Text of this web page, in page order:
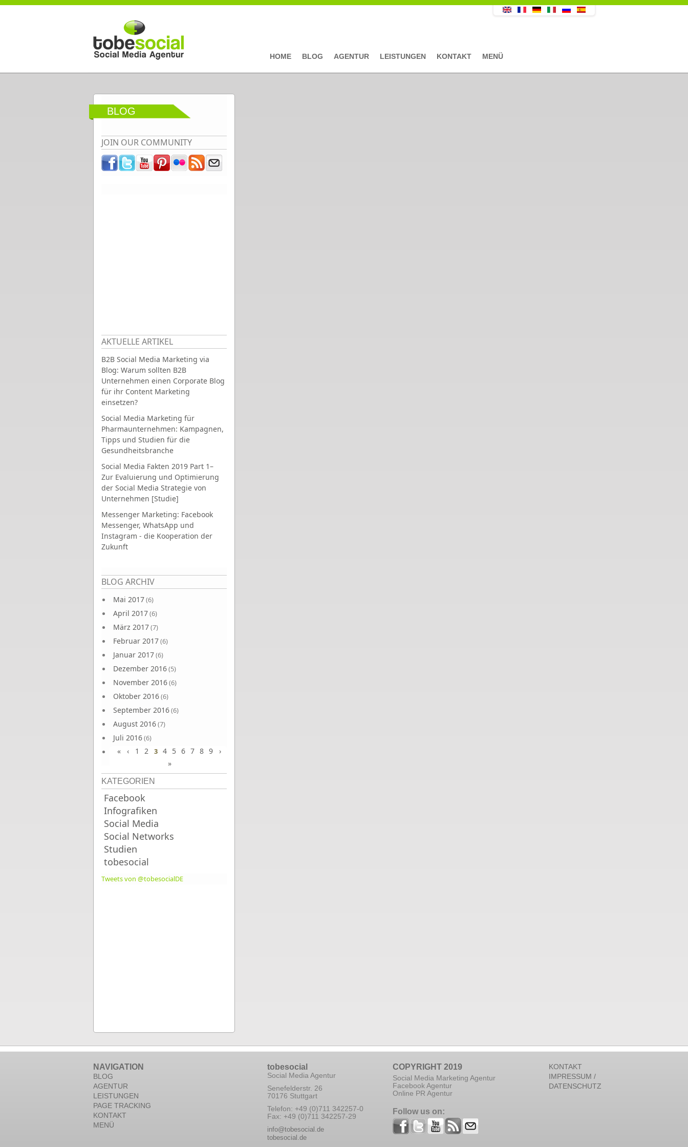
Direkt zum Inhalt
HOME BLOG AGENTUR LEISTUNGEN KONTAKT MENÜ
BLOG
JOIN OUR COMMUNITY
AKTUELLE ARTIKEL
B2B Social Media Marketing via
Blog: Warum sollten B2B
Unternehmen einen Corporate Blog
für ihr Content Marketing
einsetzen?
Social Media Marketing für
Pharmaunternehmen: Kampagnen,
Tipps und Studien für die
Gesundheitsbranche
Social Media Fakten 2019 Part 1–
Zur Evaluierung und Optimierung
der Social Media Strategie von
Unternehmen [Studie]
Messenger Marketing: Facebook
Messenger, WhatsApp und
Instagram - die Kooperation der
Zukunft
BLOG ARCHIV
Mai 2017(6)
April 2017(6)
März 2017(7)
Februar 2017(6)
Januar 2017(6)
Dezember 2016(5)
November 2016(6)
Oktober 2016(6)
September 2016(6)
August 2016(7)
Juli 2016(6)
Juni 2016(7)
Seiten
« ‹ 1 2 3 4 5 6 7 8 9
›
»
KATEGORIEN
Facebook
Infografiken
Social Media
Social Networks
Studien
tobesocial
Tweets von @tobesocialDE
NAVIGATION
BLOG
AGENTUR
LEISTUNGEN
PAGE TRACKING
KONTAKT
MENÜ
tobesocial
Social Media Agentur
Senefelderstr. 26
70176 Stuttgart
Telefon: +49 (0)711 342257-0
Fax: +49 (0)711 342257-29
info@tobesocial.de
tobesocial.de
COPYRIGHT 2019
Social Media Marketing Agentur
Facebook Agentur
Online PR Agentur
Follow us on:
KONTAKT
IMPRESSUM /
DATENSCHUTZ